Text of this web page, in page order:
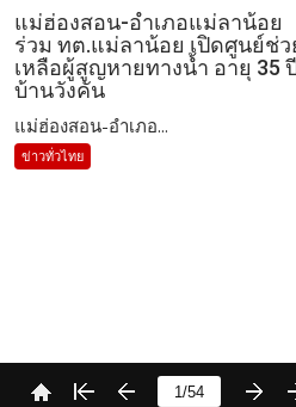
แม่ฮ่องสอน-อำเภอแม่ลาน้อย
ร่วม ทต.แม่ลาน้อย เปิดศูนย์ช่ว
เหลือผู้สูญหายทางน้ำ อายุ 35
บ้านวังคัน
แม่ฮ่องสอน-อำเภอ...
ข่าวทั่วไทย